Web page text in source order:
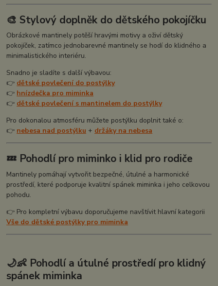
🎨 Stylový doplněk do dětského pokojíčku
Obrázkové mantinely potěší hravými motivy a oživí dětský
pokojíček, zatímco jednobarevné mantinely se hodí do klidného a
minimalistického interiéru.
Snadno je sladíte s další výbavou:
👉 dětské povlečení do postýlky
👉 hnízdečka pro miminka
👉 dětské povlečení s mantinelem do postýlky
Pro dokonalou atmosféru můžete postýlku doplnit také o:
👉 nebesa nad postýlku + držáky na nebesa
💤 Pohodlí pro miminko i klid pro rodiče
Mantinely pomáhají vytvořit bezpečné, útulné a harmonické
prostředí, které podporuje kvalitní spánek miminka i jeho celkovou
pohodu.
👉 Pro kompletní výbavu doporučujeme navštívit hlavní kategorii
Vše do dětské postýlky pro miminka
🌙👶 Pohodlí a útulné prostředí pro klidný
spánek miminka